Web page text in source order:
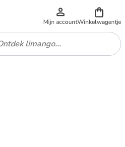
Mijn accountWinkelwagentje